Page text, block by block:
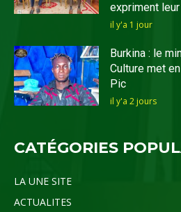
expriment
il y'a 1 jour
Burkina : le
Culture met
Pic
il y'a 2 jours
CATÉGORIES
LA UNE SITE
ACTUALITES